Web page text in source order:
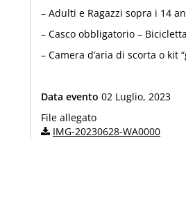
– Adulti e Ragazzi sopra i 14
– Casco obbligatorio –
– Camera d’aria di scorta o kit
Data evento 02 Luglio, 2023
File allegato
IMG-20230628-WA0000